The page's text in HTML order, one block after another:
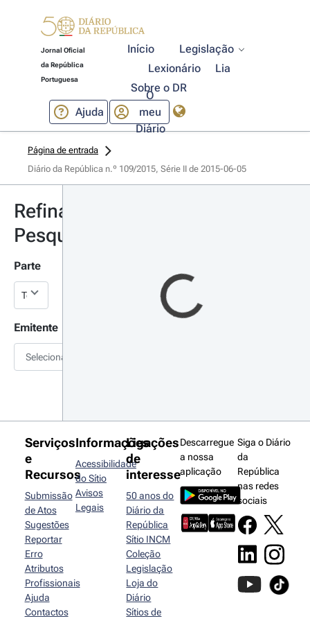
Jornal Oficial
da República
Portuguesa
Início
Legislação
Lexionário
Lia
Sobre o DR
Ajuda
O
meu
Diário
Página de entrada
Diário da República n.º 109/2015, Série II de 2015-06-05
Refinar
Pesquisa
Parte
Emitente
Selecionar
Serviços
e
Recursos
Submissão
de Atos
Sugestões
Reportar
Erro
Atributos
Profissionais
Ajuda
Contactos
Informações
Acessibilidade
do Sítio
Avisos
Legais
Ligações
de
interesse
50 anos do
Diário da
República
Sítio INCM
Coleção
Legislação
Loja do
Diário
Sítios de
Descarregue
a nossa
aplicação
Siga o Diário
da
República
nas redes
sociais